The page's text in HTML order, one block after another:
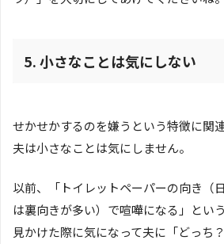
5. 小さなことは気にしない
せかせかするのを嫌うという特徴に関
夫は小さなことは気にしません。
以前、「トイレットペーパーの向き（
は裏向きが多い）で喧嘩になる」とい
見かけた際に気になって夫に「どっち